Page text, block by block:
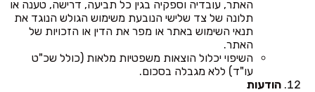
האתר, עובדיה וספקיה בגין כל תביעה, דרישה, טענה או
תלונה של צד שלישי הנובעת משימוש הגולש הנוגד את
תנאי השימוש באתר או מפר את הדין או הזכויות של
האתר.
השיפוי יכלול הוצאות משפטיות מלאות (כולל שכ"ט
עו"ד) ללא מגבלה בסכום.
הודעות